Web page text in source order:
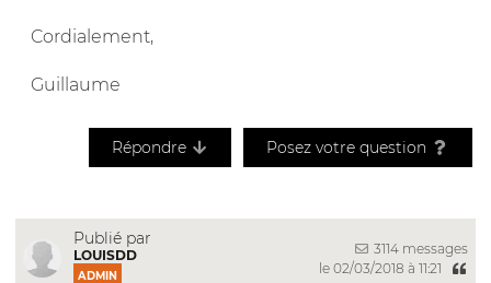
Cordialement,
Guillaume
Répondre Posez votre question
Publié par
LOUISDD
ADMIN
3114 messages
le 02/03/2018 à 11:21